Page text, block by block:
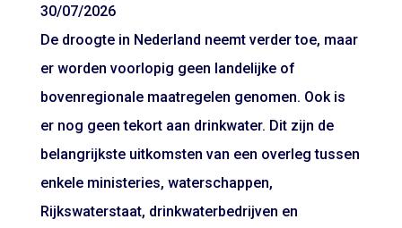
30/07/2026
De droogte in Nederland neemt verder toe, maar
er worden voorlopig geen landelijke of
bovenregionale maatregelen genomen. Ook is
er nog geen tekort aan drinkwater. Dit zijn de
belangrijkste uitkomsten van een overleg tussen
enkele ministeries, waterschappen,
Rijkswaterstaat, drinkwaterbedrijven en